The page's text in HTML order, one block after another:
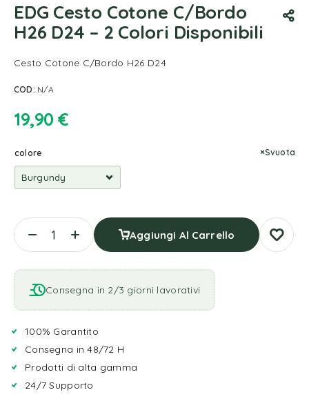
EDG Cesto Cotone C/Bordo
H26 D24 – 2 Colori Disponibili
Cesto Cotone C/Bordo H26 D24
COD: N/A
19,90 €
colore Svuota
Aggiungi Al Carrello
Consegna in 2/3 giorni lavorativi
100% Garantito
Consegna in 48/72 H
Prodotti di alta gamma
24/7 Supporto